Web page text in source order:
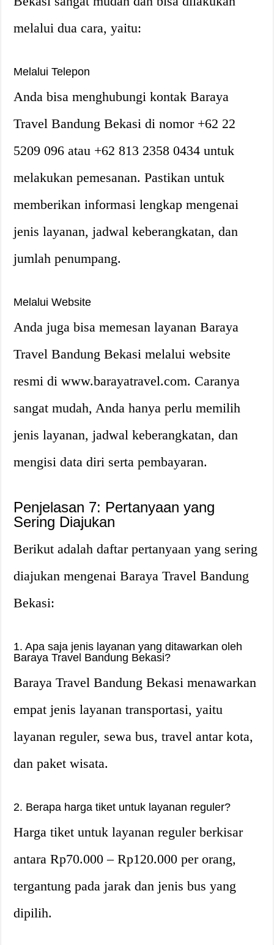
melalui dua cara, yaitu:
Melalui Telepon
Anda bisa menghubungi kontak Baraya
Travel Bandung Bekasi di nomor +62 22
5209 096 atau +62 813 2358 0434 untuk
melakukan pemesanan. Pastikan untuk
memberikan informasi lengkap mengenai
jenis layanan, jadwal keberangkatan, dan
jumlah penumpang.
Melalui Website
Anda juga bisa memesan layanan Baraya
Travel Bandung Bekasi melalui website
resmi di www.barayatravel.com. Caranya
sangat mudah, Anda hanya perlu memilih
jenis layanan, jadwal keberangkatan, dan
mengisi data diri serta pembayaran.
Penjelasan 7: Pertanyaan yang
Sering Diajukan
Berikut adalah daftar pertanyaan yang sering
diajukan mengenai Baraya Travel Bandung
Bekasi:
1. Apa saja jenis layanan yang ditawarkan oleh
Baraya Travel Bandung Bekasi?
Baraya Travel Bandung Bekasi menawarkan
empat jenis layanan transportasi, yaitu
layanan reguler, sewa bus, travel antar kota,
dan paket wisata.
2. Berapa harga tiket untuk layanan reguler?
Harga tiket untuk layanan reguler berkisar
antara Rp70.000 – Rp120.000 per orang,
tergantung pada jarak dan jenis bus yang
dipilih.